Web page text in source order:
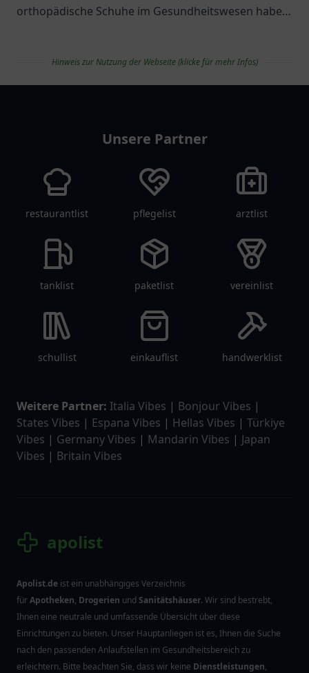
orthopädische Schuhe im Gesundheitswesen haben
Hinweis zur Nutzung der Webseite (klicke für mehr Infos)
Unsere Partner
restaurantlist pflegelist arztlist
tanklist paketlist vereinlist
schullist einkauflist handwerklist
Weitere Partner: Italia Vibes | Bonjour Vibes |
States Vibes | Espana Vibes | Hellas Vibes | Türkiye
Vibes | Germany Vibes | Mandarin Vibes | Japan
Vibes | Britain Vibes
apolist
Apolist.de ist ein unabhängiges Verzeichnis
fürApotheken, Drogerien und Sanitätshäuser. Wir sind bestrebt,
Ihnen eine neutrale und umfassende Übersicht über diese
Einrichtungen zu bieten. Unser Hauptanliegen ist es, Ihnen die Suche
nach den passenden Anlaufstellen im Gesundheitsbereich zu
erleichtern. Bitte beachten Sie, dass wir keine Dienstleistungen,